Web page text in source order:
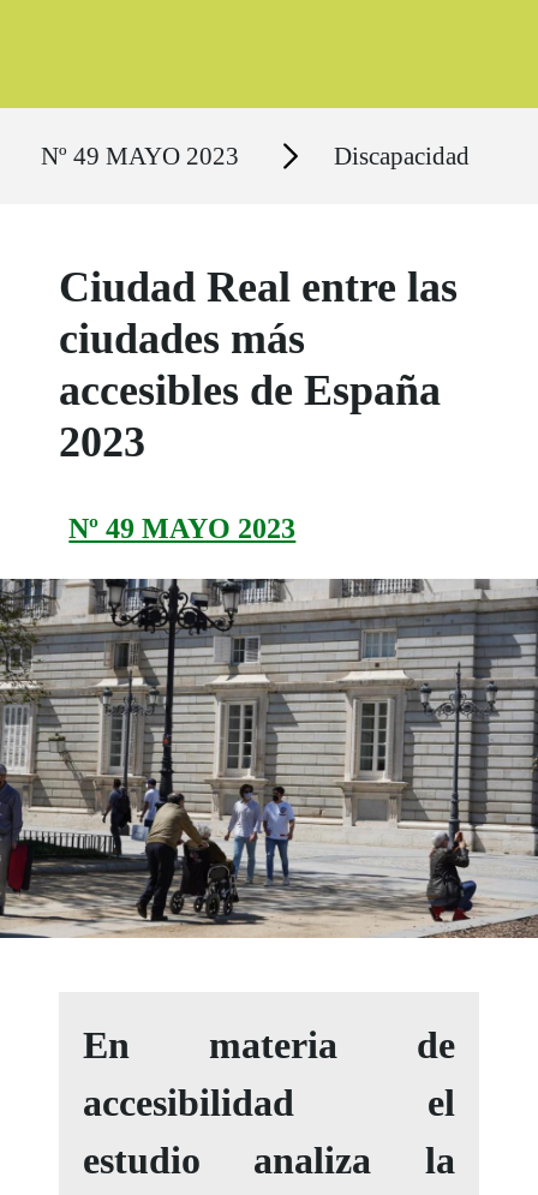
Nº 49 MAYO 2023 Secciones Discapacidad
Ciudad Real entre las
ciudades más
accesibles de España
2023
Nº 49 MAYO 2023
En materia de
accesibilidad el
estudio analiza la